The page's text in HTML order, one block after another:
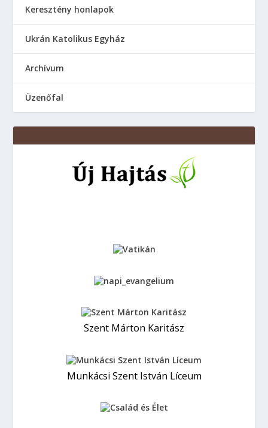
Keresztény honlapok
Ukrán Katolikus Egyház
Аrchívum
Üzenőfal
Szent Márton Karitász
Munkácsi Szent István Líceum